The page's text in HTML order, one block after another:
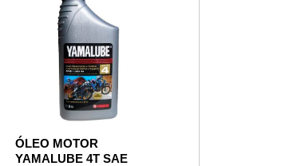
ÓLEO MOTOR
YAMALUBE 4T SAE